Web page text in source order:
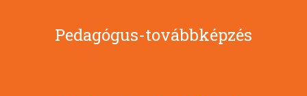
Pedagógus-továbbképzés